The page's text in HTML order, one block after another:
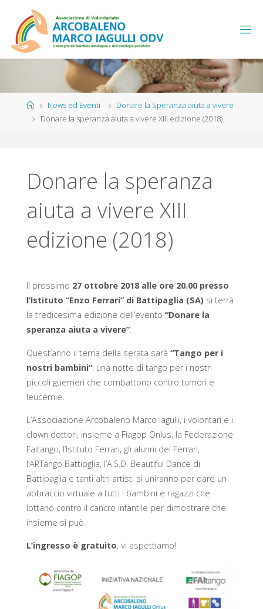
contenuto
HomeNews ed Eventi
Donare la Speranza aiuta a vivere
Donare la speranza aiuta a vivere XIII edizione (2018)
Donare la speranza
aiuta a vivere XIII
edizione (2018)
Il prossimo 27 ottobre 2018 alle ore 20.00 presso
l’Istituto “Enzo Ferrari” di Battipaglia (SA)si terrà
la tredicesima edizione dell’evento “Donare la
speranza aiuta a vivere”.
Quest’anno il tema della serata sarà “Tango per i
nostri bambini”: una notte di tango per i nostri
piccoli guerrieri che combattono contro tumori e
leucemie.
L’Associazione Arcobaleno Marco Iagulli, i volontari e i
clown dottori, insieme a Fiagop Onlus, la Federazione
Faitango, l’Istituto Ferrari, gli alunni del Ferrari,
l’ARTango Battipglia, l’A.S.D. Beautiful Dance di
Battipaglia e tanti altri artisti si uniranno per dare un
abbraccio virtuale a tutti i bambini e ragazzi che
lottano contro il cancro infantile per dimostrare che
insieme si può.
L’ingresso è gratuito, vi aspettiamo!